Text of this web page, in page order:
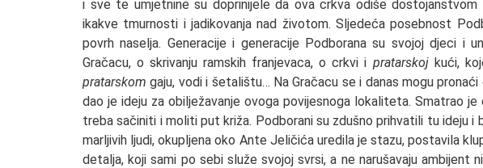
i sve te umjetnine su doprinijele da ova crkva odiše dostojanstvom
ikakve tmurnosti i jadikovanja nad životom. Sljedeća posebnost
povrh naselja. Generacije i generacije Podborana su svojoj djeci i
Gračacu, o skrivanju ramskih franjevaca, o crkvi i pratarskojkući,
pratarskom gaju, vodi i šetalištu… Na Gračacu se i danas mogu
dao je ideju za obilježavanje ovoga povijesnoga lokaliteta. Smatrao je
treba sačiniti i moliti put križa. Podborani su zdušno prihvatili tu ideju i
marljivih ljudi, okupljena oko Ante Jeličića uredila je stazu, postavila
detalja, koji sami po sebi služe svojoj svrsi, a ne narušavaju ambijent